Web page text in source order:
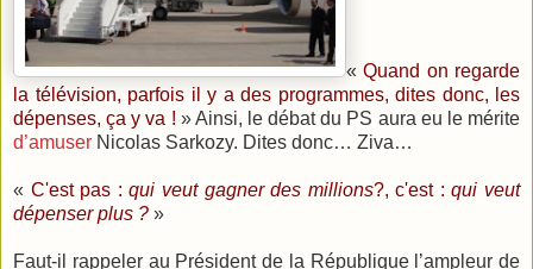
«Quand on regarde
la télévision, parfois il y a des programmes, dites donc, les
dépenses, ça y va ! » Ainsi, le débat du PS aura eu le mérite
d’amuser Nicolas Sarkozy. Dites donc… Ziva…
« C'est pas :qui veut gagner des millions?, c'est :qui veut
dépenser plus ? »
Faut-il rappeler au Président de la République l’ampleur de